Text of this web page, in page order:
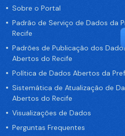
Sobre o Portal
Padrão de Serviço de Dados da
Recife
Padrões de Publicação dos
Abertos do Recife
Política de Dados Abertos da
Sistemática de Atualização de
Abertos do Recife
Visualizações de Dados
Perguntas Frequentes